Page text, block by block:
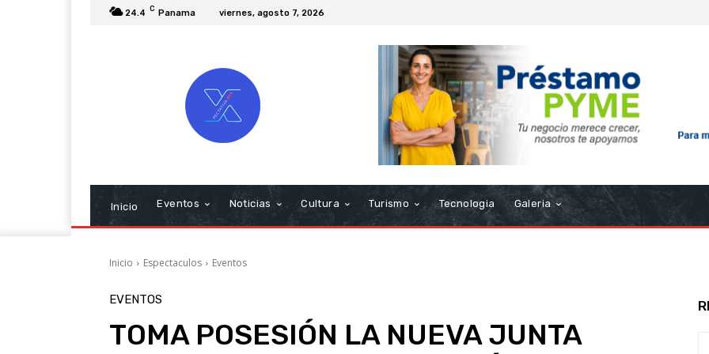
24.4 C Panama viernes, agosto 7, 2026
Inicio Eventos Noticias Cultura Turismo Tecnologia Galeria
Inicio Espectaculos Eventos
EVENTOS
TOMA POSESIÓN LA NUEVA JUNTA